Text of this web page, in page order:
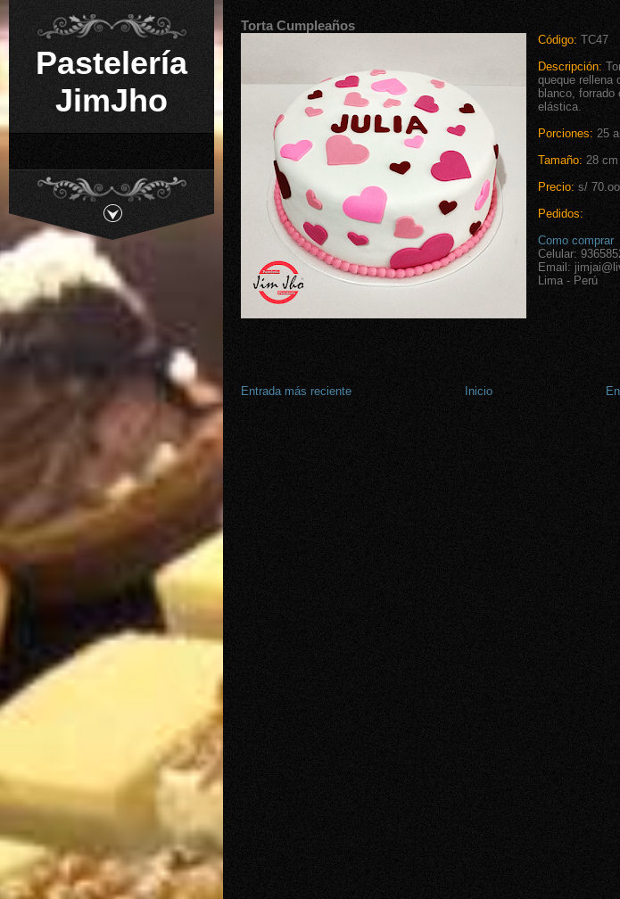
Pastelería
JimJho
Torta Cumpleaños
Código: TC47
Descripción:
queque rellena
blanco, forrado
elástica.
Porciones: 25
Tamaño: 28
Precio: s/ 70.oo
Pedidos:
Como comprar
Celular:
Email:
Lima - Perú
Entrada más reciente Inicio